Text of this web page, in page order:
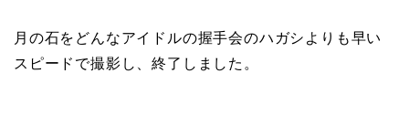
月の石をどんなアイドルの握手会のハガシよりも早い
スピードで撮影し、終了しました。